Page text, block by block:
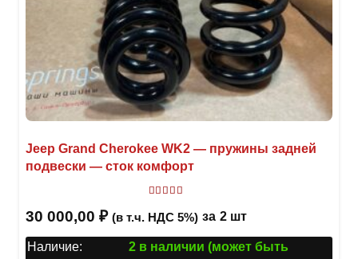
Jeep Grand Cherokee WK2 — пружины задней
подвески — сток комфорт
30 000,00 ₽ (в т.ч. НДС 5%) за 2 шт
Наличие:
2 в наличии (может быть